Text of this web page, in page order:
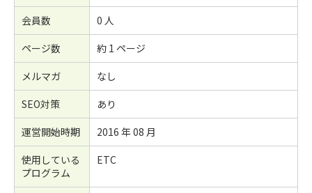
会員数
0 人
ページ数
約 1 ページ
メルマガ
なし
SEO対策
あり
運営開始時期
2016 年 08 月
使用している
プログラム
ETC